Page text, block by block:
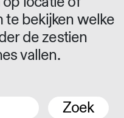
te bekijken welke
de zestien
vallen.
Zoek